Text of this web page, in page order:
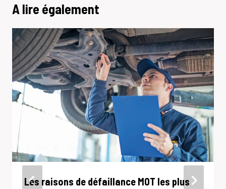
A lire également
Les raisons de défaillance MOT les plus